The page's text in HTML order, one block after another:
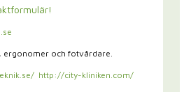
ergonomer och fotvårdare.
http://city-kliniken.com/